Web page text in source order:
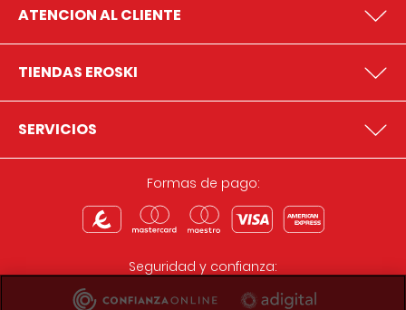
ATENCION AL CLIENTE
TIENDAS EROSKI
SERVICIOS
Formas de pago:
Seguridad y confianza: